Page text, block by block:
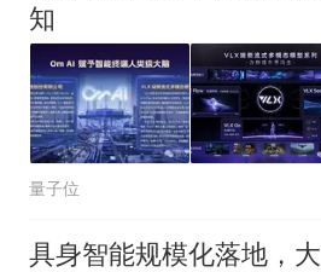
知
量子位
具身智能规模化落地，大